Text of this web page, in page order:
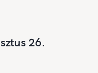
26.